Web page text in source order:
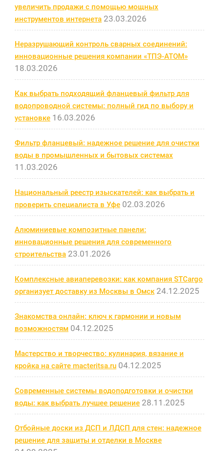
увеличить продажи с помощью мощных
инструментов интернета 23.03.2026
Неразрушающий контроль сварных соединений:
инновационные решения компании «ТПЭ-АТОМ»
18.03.2026
Как выбрать подходящий фланцевый фильтр для
водопроводной системы: полный гид по выбору и
установке 16.03.2026
Фильтр фланцевый: надежное решение для очистки
воды в промышленных и бытовых системах
11.03.2026
Национальный реестр изыскателей: как выбрать и
проверить специалиста в Уфе 02.03.2026
Алюминиевые композитные панели:
инновационные решения для современного
строительства 23.01.2026
Комплексные авиаперевозки: как компания STCargo
организует доставку из Москвы в Омск 24.12.2025
Знакомства онлайн: ключ к гармонии и новым
возможностям 04.12.2025
Мастерство и творчество: кулинария, вязание и
кройка на сайте macteritsa.ru 04.12.2025
Современные системы водоподготовки и очистки
воды: как выбрать лучшее решение 28.11.2025
Отбойные доски из ДСП и ЛДСП для стен: надежное
решение для защиты и отделки в Москве